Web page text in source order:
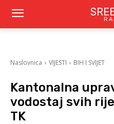
Naslovnica VIJESTI BIH I SVIJET
Kantonalna
vodostaj svih
TK